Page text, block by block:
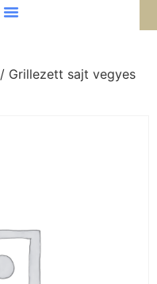
/ Grillezett sajt vegyes